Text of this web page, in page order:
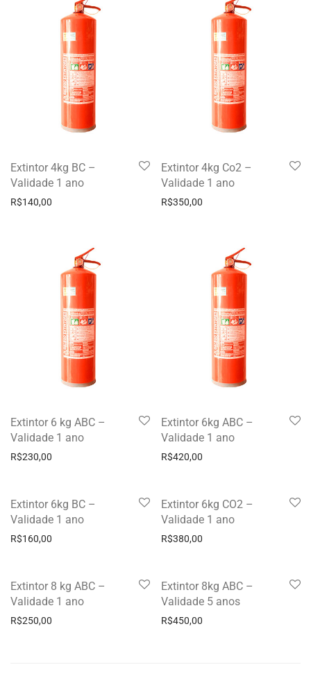
Extintor 4kg BC –
Validade 1 ano
R$140,00
Extintor 4kg Co2 –
Validade 1 ano
R$350,00
Extintor 6 kg ABC –
Validade 1 ano
R$230,00
Extintor 6kg ABC –
Validade 1 ano
R$420,00
Extintor 6kg BC –
Validade 1 ano
R$160,00
Extintor 6kg CO2 –
Validade 1 ano
R$380,00
Extintor 8 kg ABC –
Validade 1 ano
R$250,00
Extintor 8kg ABC –
Validade 5 anos
R$450,00